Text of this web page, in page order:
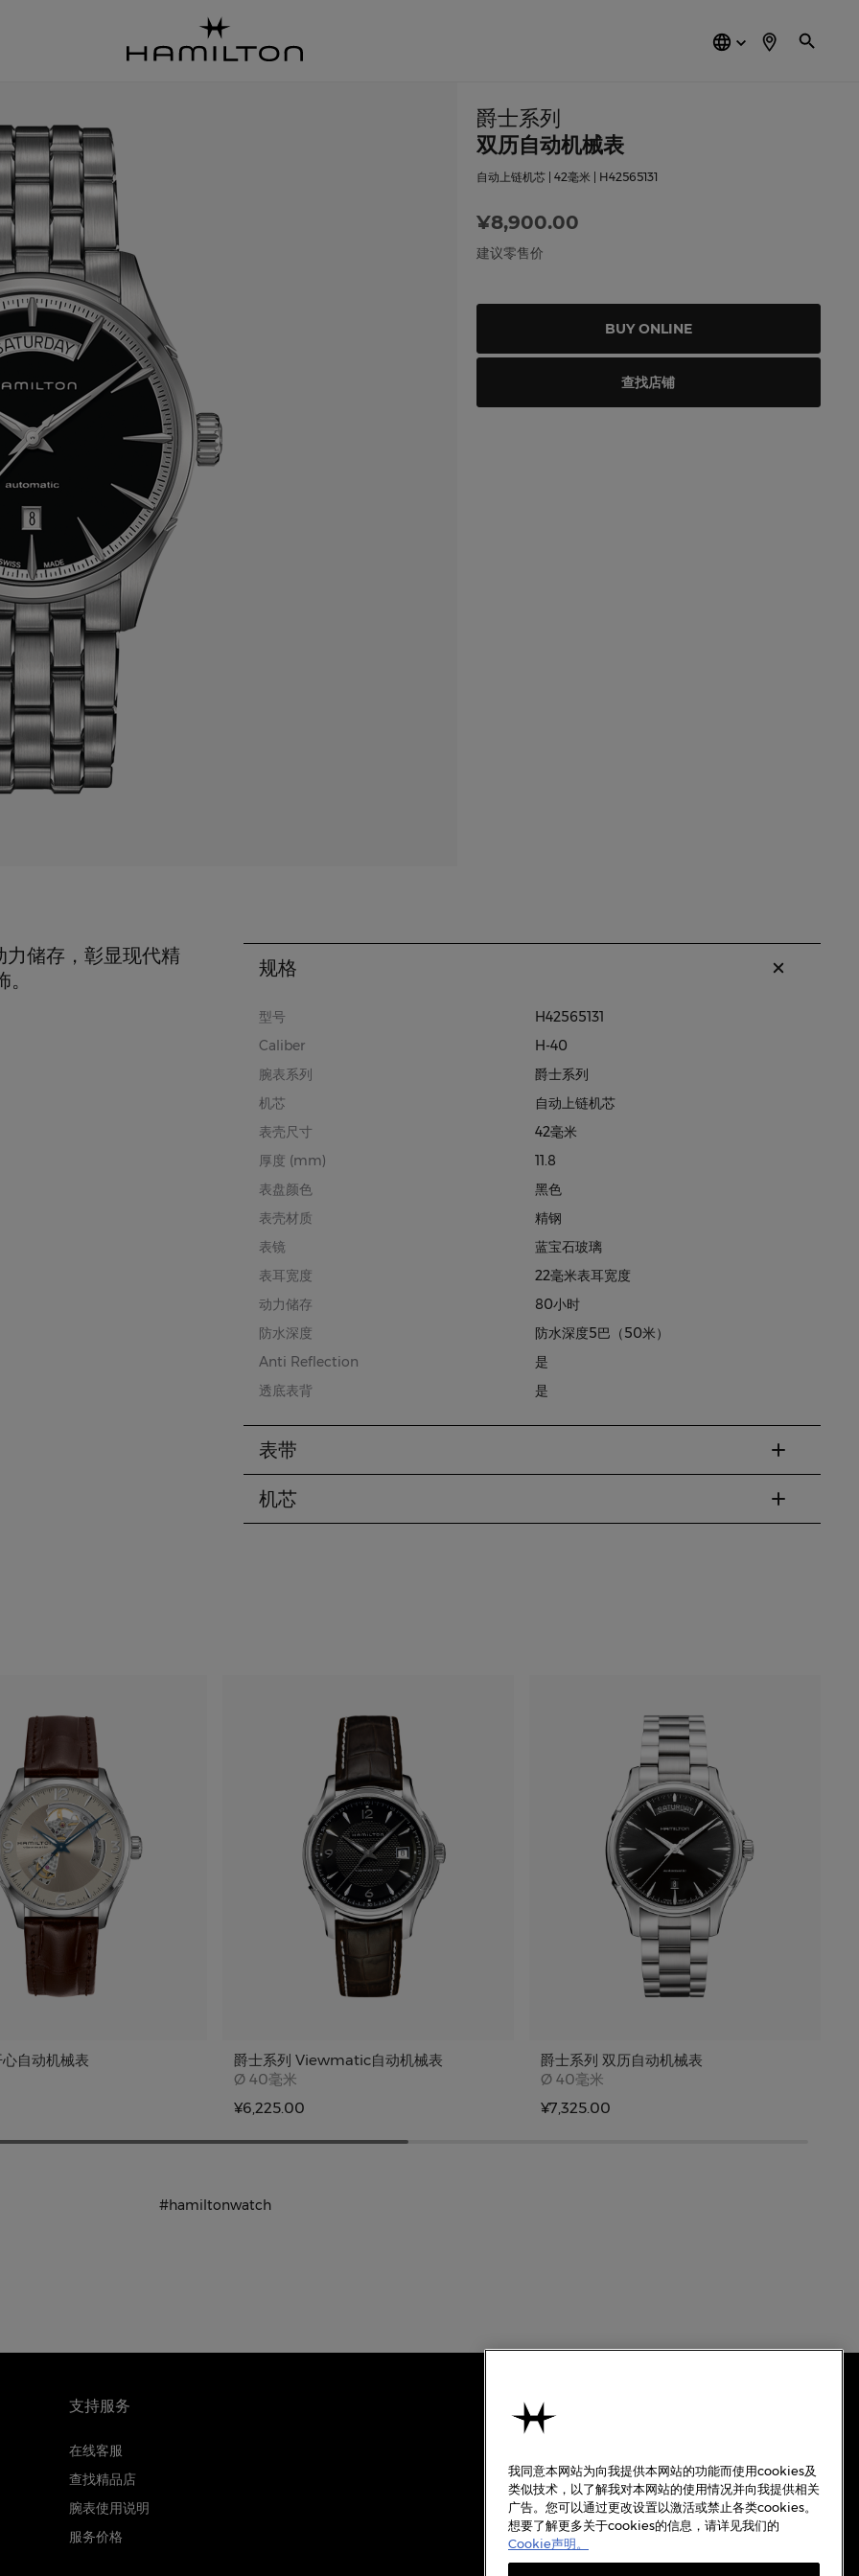
简
体
爵士系列
双历自动机械表
自动上链机芯 | 42毫米 | H42565131
¥8,900.00
建议零售价
BUY ONLINE
查找店铺
储存，彰显现代精
规格
型号
H42565131
Caliber
H-40
腕表系列
爵士系列
机芯
自动上链机芯
表壳尺寸
42毫米
厚度 (mm)
11.8
表盘颜色
黑色
表壳材质
精钢
表镜
蓝宝石玻璃
表耳宽度
22毫米表耳宽度
动力储存
80小时
防水深度
防水深度5巴（50米）
Anti Reflection
是
透底表背
是
表带
机芯
自动机械表
爵士系列 Viewmatic自动机械表
Ø Case size
40毫米
¥6,225.00
爵士系列 双历自动机械表
Ø Case size
40毫米
¥7,325.00
#hamiltonwatch
支持服务
在线客服
查找精品店
腕表使用说明
服务价格
使用条款
使用条款
隐私政策
Cookie政策
质保
我同意本网站为向我提供本网站的功能而使用cookies及
类似技术，以了解我对本网站的使用情况并向我提供相关
广告。您可以通过更改设置以激活或禁止各类cookies。
想要了解更多关于cookies的信息，请详见我们的
Cookie声明。